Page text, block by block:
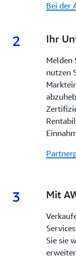
Bei der
2 2.
Ihr
Melden
nutzen
3 3.
Mit
Sie sie